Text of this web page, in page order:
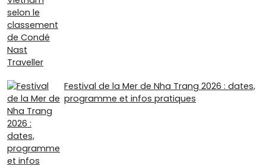
Festival de la Mer de Nha Trang 2026 : dates,
programme et infos pratiques